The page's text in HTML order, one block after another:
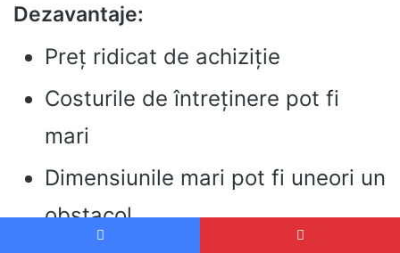
Dezavantaje:
Preț ridicat de achiziție
Costurile de întreținere pot fi
mari
Dimensiunile mari pot fi uneori un
obstacol